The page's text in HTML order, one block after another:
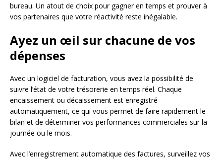
bureau. Un atout de choix pour gagner en temps et prouver à
vos partenaires que votre réactivité reste inégalable.
Ayez un œil sur chacune de vos
dépenses
Avec un logiciel de facturation, vous avez la possibilité de
suivre l’état de votre trésorerie en temps réel. Chaque
encaissement ou décaissement est enregistré
automatiquement, ce qui vous permet de faire rapidement le
bilan et de déterminer vos performances commerciales sur la
journée ou le mois.
Avec l’enregistrement automatique des factures, surveillez vos